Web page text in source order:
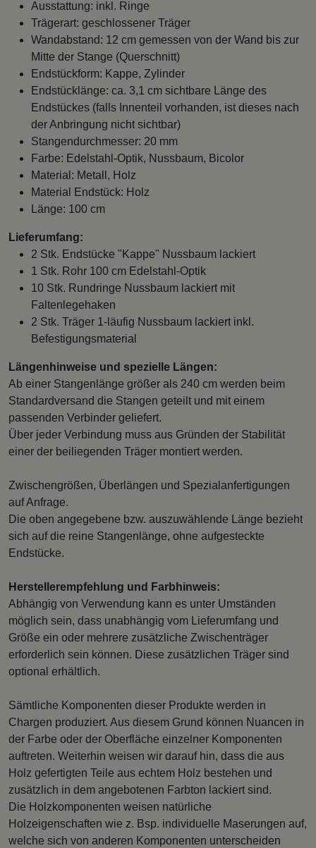
Ausstattung: inkl. Ringe
Trägerart: geschlossener Träger
Wandabstand: 12 cm gemessen von der Wand bis zur
Mitte der Stange (Querschnitt)
Endstückform: Kappe, Zylinder
Endstücklänge: ca. 3,1 cm sichtbare Länge des
Endstückes (falls Innenteil vorhanden, ist dieses nach
der Anbringung nicht sichtbar)
Stangendurchmesser: 20 mm
Farbe: Edelstahl-Optik, Nussbaum, Bicolor
Material: Metall, Holz
Material Endstück: Holz
Länge: 100 cm
Lieferumfang:
2 Stk. Endstücke "Kappe" Nussbaum lackiert
1 Stk. Rohr 100 cm Edelstahl-Optik
10 Stk. Rundringe Nussbaum lackiert mit
Faltenlegehaken
2 Stk. Träger 1-läufig Nussbaum lackiert inkl.
Befestigungsmaterial
Längenhinweise und spezielle Längen:
Ab einer Stangenlänge größer als 240 cm werden beim
Standardversand die Stangen geteilt und mit einem
passenden Verbinder geliefert.
Über jeder Verbindung muss aus Gründen der Stabilität
einer der beiliegenden Träger montiert werden.
Zwischengrößen, Überlängen und Spezialanfertigungen
auf Anfrage.
Die oben angegebene bzw. auszuwählende Länge bezieht
sich auf die reine Stangenlänge, ohne aufgesteckte
Endstücke.
Herstellerempfehlung und Farbhinweis:
Abhängig von Verwendung kann es unter Umständen
möglich sein, dass unabhängig vom Lieferumfang und
Größe ein oder mehrere zusätzliche Zwischenträger
erforderlich sein können. Diese zusätzlichen Träger sind
optional erhältlich.
Sämtliche Komponenten dieser Produkte werden in
Chargen produziert. Aus diesem Grund können Nuancen in
der Farbe oder der Oberfläche einzelner Komponenten
auftreten. Weiterhin weisen wir darauf hin, dass die aus
Holz gefertigten Teile aus echtem Holz bestehen und
zusätzlich in dem angebotenen Farbton lackiert sind.
Die Holzkomponenten weisen natürliche
Holzeigenschaften wie z. Bsp. individuelle Maserungen auf,
welche sich von anderen Komponenten unterscheiden